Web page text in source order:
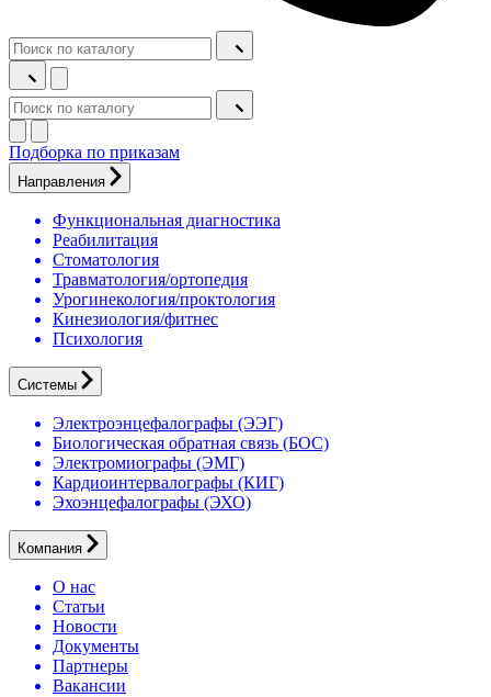
Подборка по приказам
Направления
Функциональная диагностика
Реабилитация
Стоматология
Травматология/ортопедия
Урогинекология/проктология
Кинезиология/фитнес
Психология
Системы
Электроэнцефалографы (ЭЭГ)
Биологическая обратная связь (БОС)
Электромиографы (ЭМГ)
Кардиоинтервалографы (КИГ)
Эхоэнцефалографы (ЭХО)
Компания
О нас
Статьи
Новости
Документы
Партнеры
Вакансии